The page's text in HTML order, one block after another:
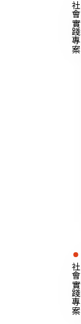
社會實踐專案
社會實踐專案